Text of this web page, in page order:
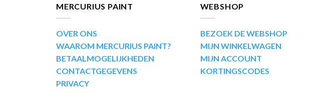
MERCURIUS PAINT
OVER ONS
WAAROM MERCURIUS PAINT?
BETAALMOGELIJKHEDEN
CONTACTGEGEVENS
PRIVACY
WEBSHOP
BEZOEK DE WEBSHOP
MIJN WINKELWAGEN
MIJN ACCOUNT
KORTINGSCODES